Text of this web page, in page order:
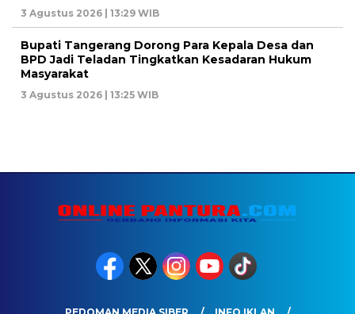
3 Agustus 2026 | 13:29 WIB
Bupati Tangerang Dorong Para Kepala Desa dan
BPD Jadi Teladan Tingkatkan Kesadaran Hukum
Masyarakat
3 Agustus 2026 | 13:25 WIB